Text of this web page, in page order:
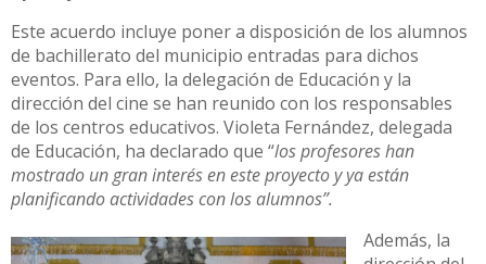
Este acuerdo incluye poner a disposición de los alumnos
de bachillerato del municipio entradas para dichos
eventos. Para ello, la delegación de Educación y la
dirección del cine se han reunido con los responsables
de los centros educativos. Violeta Fernández, delegada
de Educación, ha declarado que “los profesores han
mostrado un gran interés en este proyecto y ya están
planificando actividades con los alumnos”.
Además, la